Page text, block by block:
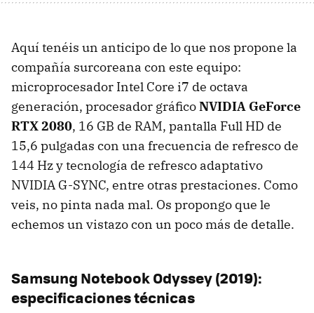
Aquí tenéis un anticipo de lo que nos propone la
compañía surcoreana con este equipo:
microprocesador Intel Core i7 de octava
generación, procesador gráficoNVIDIA GeForce
RTX 2080, 16 GB de RAM, pantalla Full HD de
15,6 pulgadas con una frecuencia de refresco de
144 Hz y tecnología de refresco adaptativo
NVIDIA G-SYNC, entre otras prestaciones. Como
veis, no pinta nada mal. Os propongo que le
echemos un vistazo con un poco más de detalle.
Samsung Notebook Odyssey (2019):
especificaciones técnicas